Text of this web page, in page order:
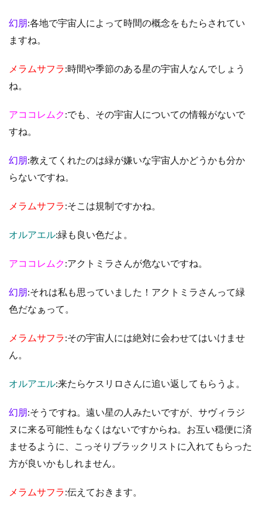
幻朋:各地で宇宙人によって時間の概念をもたらされてい
ますね。
メラムサフラ:時間や季節のある星の宇宙人なんでしょう
ね。
アココレムク:でも、その宇宙人についての情報がないで
すね。
幻朋:教えてくれたのは緑が嫌いな宇宙人かどうかも分か
らないですね。
メラムサフラ:そこは規制ですかね。
オルアエル:緑も良い色だよ。
アココレムク:アクトミラさんが危ないですね。
幻朋:それは私も思っていました！アクトミラさんって緑
色だなぁって。
メラムサフラ:その宇宙人には絶対に会わせてはいけませ
ん。
オルアエル:来たらケスリロさんに追い返してもらうよ。
幻朋:そうですね。遠い星の人みたいですが、サヴィラジ
ヌに来る可能性もなくはないですからね。お互い穏便に済
ませるように、こっそりブラックリストに入れてもらった
方が良いかもしれません。
メラムサフラ:伝えておきます。